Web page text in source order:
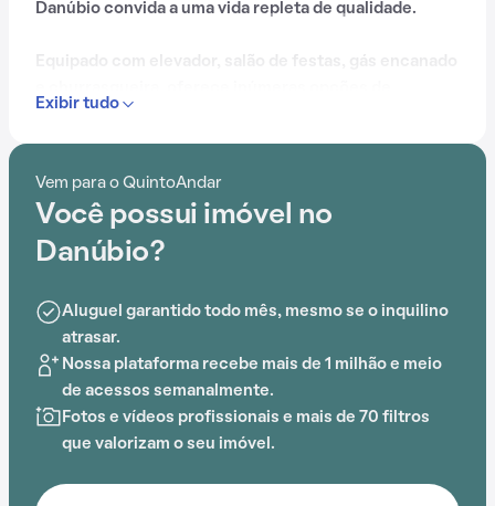
Danúbio convida a uma vida repleta de qualidade.
Tecnologia do Cooperativismo (ESCOOP), 5ª Avenida
Center,Estação Rodoviária, Bijam Escola de Yoga e
Suksteris - Núcleo de Medicina é um benefício
Exibir tudo
Vem para o QuintoAndar
Você possui imóvel no
Danúbio?
Aluguel garantido todo mês, mesmo se o inquilino
atrasar.
Nossa plataforma recebe mais de 1 milhão e meio
de acessos semanalmente.
Fotos e vídeos profissionais e mais de 70 filtros
que valorizam o seu imóvel.